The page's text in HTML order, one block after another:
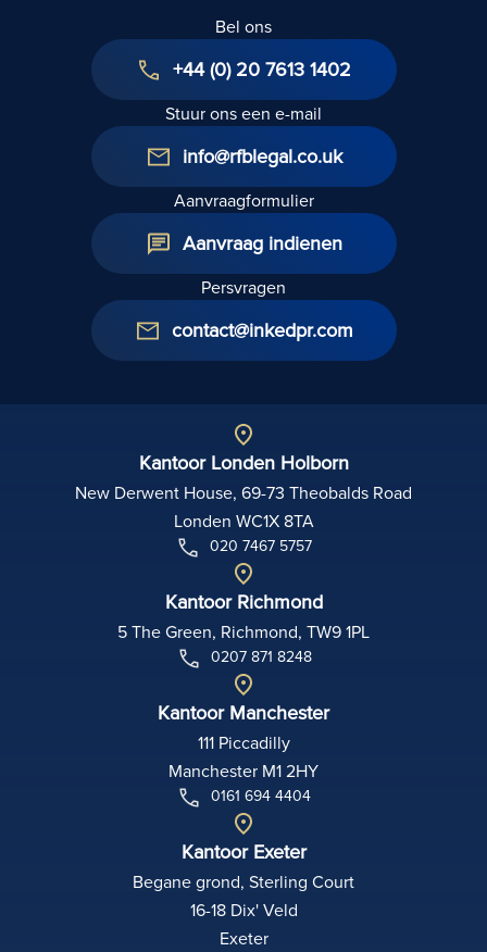
Bel ons
+44 (0) 20 7613 1402
Stuur ons een e-mail
info@rfblegal.co.uk
Aanvraagformulier
Aanvraag indienen
Persvragen
contact@inkedpr.com
Kantoor Londen Holborn
New Derwent House, 69-73 Theobalds Road
Londen WC1X 8TA
020 7467 5757
Kantoor Richmond
5 The Green, Richmond, TW9 1PL
0207 871 8248
Kantoor Manchester
111 Piccadilly
Manchester M1 2HY
0161 694 4404
Kantoor Exeter
Begane grond, Sterling Court
16-18 Dix' Veld
Exeter